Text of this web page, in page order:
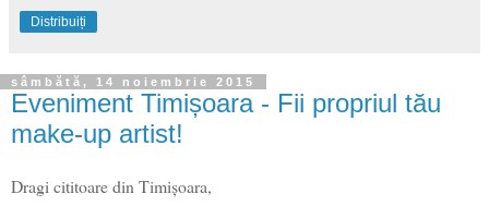
Distribuiți
sâmbătă, 14 noiembrie 2015
Eveniment Timișoara - Fii propriul tău
make-up artist!
Dragi cititoare din Timișoara,